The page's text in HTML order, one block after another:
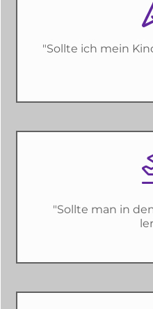
"Sollte ich mein
"Sollte man in